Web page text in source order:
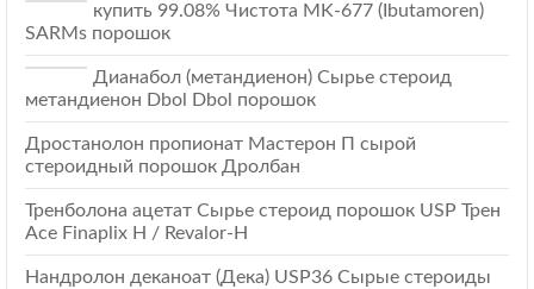
купить 99.08% Чистота MK-677 (Ibutamoren)
SARMs порошок
Дианабол (метандиенон) Сырье стероид
метандиенон Dbol Dbol порошок
Дростанолон пропионат Мастерон П сырой
стероидный порошок Дролбан
Тренболона ацетат Сырье стероид порошок USP Трен
Ace Finaplix H / Revalor-Н
Нандролон деканоат (Дека) USP36 Сырые стероиды